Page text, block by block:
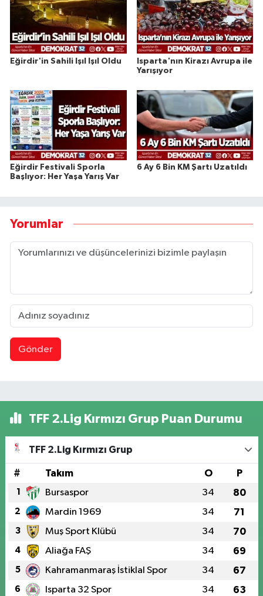
Eğirdir'in Sahili Işıl Işıl Oldu
Isparta'nın Kirazı Avrupa ile
Yarışıyor
Eğirdir Festivali Sporla
Başlıyor: Her Yaşa Yarış Var
6 Ay 6 Bin KM Şartı Uzatıldı
Yorumlar
Gönder
TFF 2.Lig Kırmızı Grup Puan Durumu
TFF 2.Lig Kırmızı Grup
# Takım O P
1 Bursaspor 34 80
2 Mardin 1969 34 71
3 Muş Sport Klübü 34 70
4 Aliağa FAŞ 34 69
5 Kahramanmaraş İstiklal Spor 34 67
6 Isparta 32 Spor 34 63